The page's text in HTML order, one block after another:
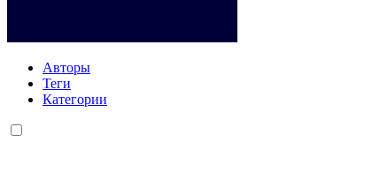
Авторы
Теги
Категории